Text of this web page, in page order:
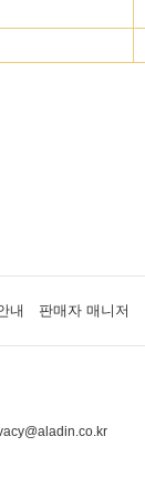
내 판매자 매니저